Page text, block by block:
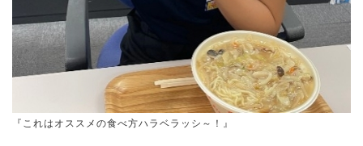
『これはオススメの食べ方ハラベラッシ～！』